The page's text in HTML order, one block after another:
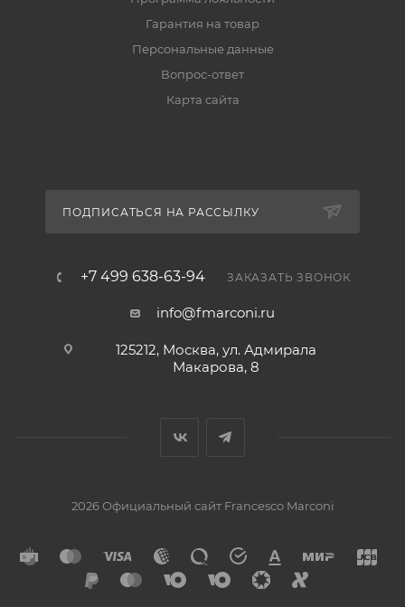
Гарантия на товар
Персональные данные
Вопрос-ответ
Карта сайта
ПОДПИСАТЬСЯ НА РАССЫЛКУ
+7 499 638-63-94 ЗАКАЗАТЬ ЗВОНОК
info@fmarconi.ru
125212, Москва, ул. Адмирала
Макарова, 8
2026 Официальный сайт Francesco Marconi